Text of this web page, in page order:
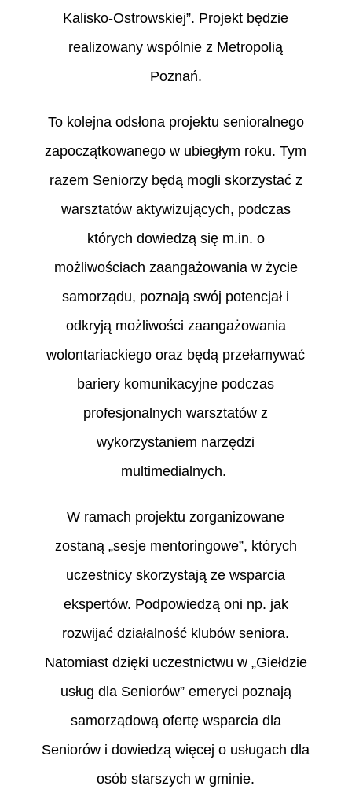
Kalisko-Ostrowskiej”. Projekt będzie
realizowany wspólnie z Metropolią
Poznań.
To kolejna odsłona projektu senioralnego
zapoczątkowanego w ubiegłym roku. Tym
razem Seniorzy będą mogli skorzystać z
warsztatów aktywizujących, podczas
których dowiedzą się m.in. o
możliwościach zaangażowania w życie
samorządu, poznają swój potencjał i
odkryją możliwości zaangażowania
wolontariackiego oraz będą przełamywać
bariery komunikacyjne podczas
profesjonalnych warsztatów z
wykorzystaniem narzędzi
multimedialnych.
W ramach projektu zorganizowane
zostaną „sesje mentoringowe”, których
uczestnicy skorzystają ze wsparcia
ekspertów. Podpowiedzą oni np. jak
rozwijać działalność klubów seniora.
Natomiast dzięki uczestnictwu w „Giełdzie
usług dla Seniorów” emeryci poznają
samorządową ofertę wsparcia dla
Seniorów i dowiedzą więcej o usługach dla
osób starszych w gminie.